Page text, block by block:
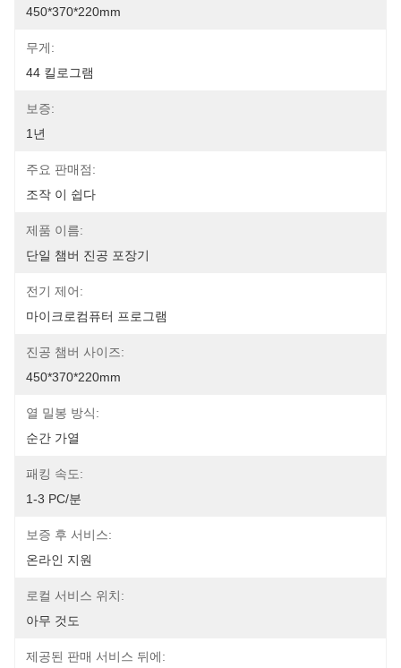
450*370*220mm
무게:
44 킬로그램
보증:
1년
주요 판매점:
조작 이 쉽다
제품 이름:
단일 챔버 진공 포장기
전기 제어:
마이크로컴퓨터 프로그램
진공 챔버 사이즈:
450*370*220mm
열 밀봉 방식:
순간 가열
패킹 속도:
1-3 PC/분
보증 후 서비스:
온라인 지원
로컬 서비스 위치:
아무 것도
제공된 판매 서비스 뒤에: